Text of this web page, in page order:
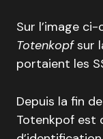
Sur l’image
Totenkopfsur
portaient les
Depuis la fin
Totenkpof est